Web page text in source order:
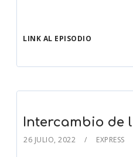
LINK AL EPISODIO
Intercambio de
26 JULIO, 2022 EXPRESS